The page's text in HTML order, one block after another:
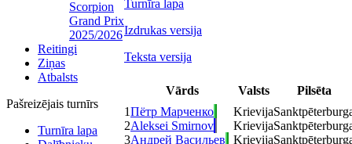
Scorpion
Grand Prix
2025/2026
Reitingi
Ziņas
Atbalsts
Pašreizējais turnīrs
Turnīra lapa
Turnīra lapa
Izdrukas versija
Teksta versija
Vārds Valsts
Pilsēta
1Пётр Марченко Krievija
2Aleksei Smirnov Krievija
3Андрей Васильев Krievija